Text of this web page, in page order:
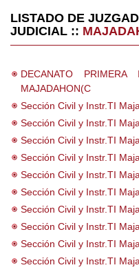
LISTADO DE
JUDICIAL ::
DECANATO PRIMERA
MAJADAHON(C
Sección Civil y Instr.TI
Sección Civil y Instr.TI
Sección Civil y Instr.TI
Sección Civil y Instr.TI
Sección Civil y Instr.TI
Sección Civil y Instr.TI
Sección Civil y Instr.TI
Sección Civil y Instr.TI
Sección Civil y Instr.TI
Sección Civil y Instr.TI